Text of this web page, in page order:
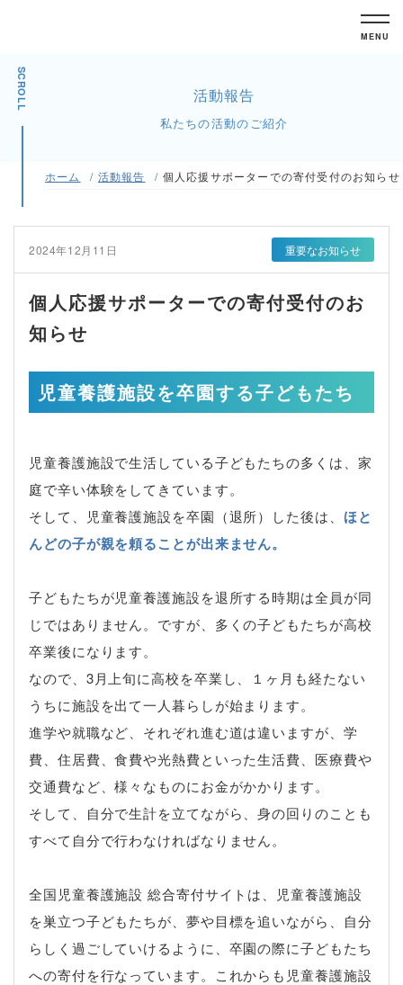
MENU
SCROLL 活動報告
私たちの活動のご紹介
ホーム 活動報告 個人応援サポーターでの寄付受付のお知らせ
2024年12月11日 重要なお知らせ
個人応援サポーターでの寄付受付のお
知らせ
児童養護施設を卒園する子どもたち
児童養護施設で生活している子どもたちの多くは、家
庭で辛い体験をしてきています。
そして、児童養護施設を卒園（退所）した後は、 ほと
んどの子が親を頼ることが出来ません。
子どもたちが児童養護施設を退所する時期は全員が同
じではありません。ですが、多くの子どもたちが高校
卒業後になります。
なので、3月上旬に高校を卒業し、１ヶ月も経たない
うちに施設を出て一人暮らしが始まります。
進学や就職など、それぞれ進む道は違いますが、学
費、住居費、食費や光熱費といった生活費、医療費や
交通費など、様々なものにお金がかかります。
そして、自分で生計を立てながら、身の回りのことも
すべて自分で行わなければなりません。
全国児童養護施設 総合寄付サイトは、児童養護施設
を巣立つ子どもたちが、夢や目標を追いながら、自分
らしく過ごしていけるように、卒園の際に子どもたち
への寄付を行なっています。これからも児童養護施設